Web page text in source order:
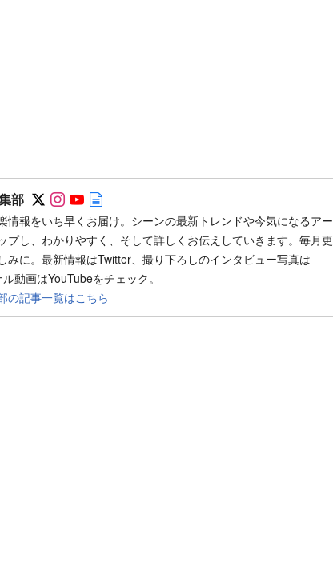
部 Follow on SNS
Follow on SNS
Follow on SNS
情報をいち早くお届け。シーンの最新トレンドや今気になるアー
プし、わかりやすく、そして詳しくお伝えしていきます。毎月更
みに。最新情報はTwitter、撮り下ろしのインタビュー写真は
動画はYouTubeをチェック。
の記事一覧はこちら